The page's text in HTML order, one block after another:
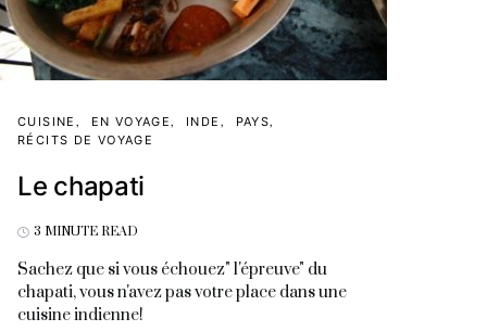
CUISINE EN VOYAGE INDE
PAYS
RÉCITS DE VOYAGE
Le chapati
3 MINUTE READ
Sachez que si vous échouez" l'épreuve" du
chapati, vous n'avez pas votre place dans une
cuisine indienne!